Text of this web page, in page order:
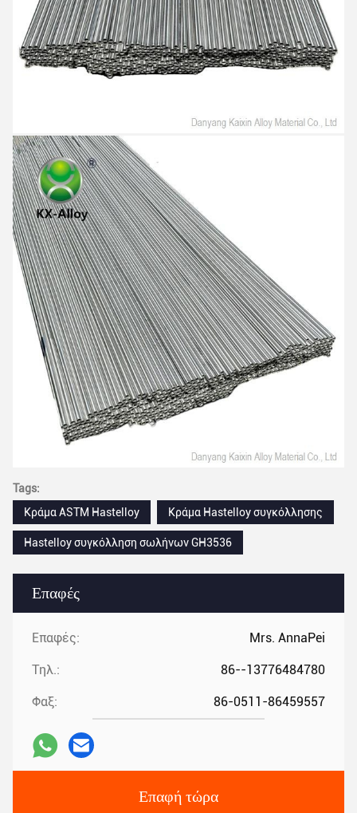
Επαφές
Επαφές: Mrs. AnnaPei
Τηλ.: 86--13776484780
Φαξ: 86-0511-86459557
Επαφή τώρα
Tags:
Κράμα ASTM Hastelloy
Κράμα Hastelloy συγκόλλησης
Hastelloy συγκόλληση σωλήνων GH3536